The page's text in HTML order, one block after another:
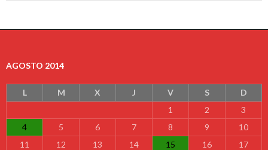
AGOSTO 2014
L M X J V S
D
1
2
3
4
5 6 7 8 9
10
11
12 13 14 15 16
17